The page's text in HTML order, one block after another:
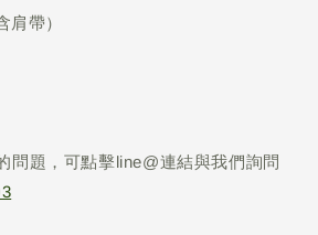
肩帶）
問題，可點擊line@連結與我們詢問